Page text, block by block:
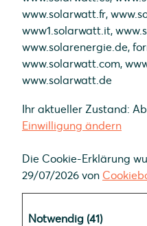
www.solarwatt.fr,
www1.solarwatt.it,
www.solarenergie.de,
www.solarwatt.com,
www.solarwatt.de
Ihr aktueller Zustand:
Einwilligung ändern
Die Cookie-Erklärung
29/07/2026 von
Notwendig (41)